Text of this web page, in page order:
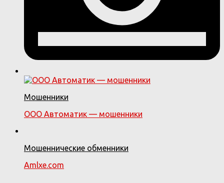
Мошенники
ООО Автоматик — мошенники
Мошеннические обменники
Amlxe.com